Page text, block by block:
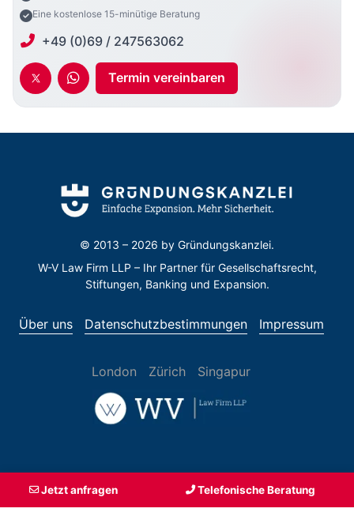
Eine kostenlose 15-minütige Beratung
+49 (0)69 / 247563062
Termin vereinbaren
© 2013 – 2026 by Gründungskanzlei.
W-V Law Firm LLP – Ihr Partner für Gesellschaftsrecht,
Stiftungen, Banking und Expansion.
Über uns Datenschutzbestimmungen Impressum
London Zürich Singapur
Jetzt anfragen Telefonische Beratung